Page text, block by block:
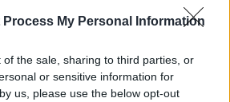
Process My Personal Information
of the sale, sharing to third parties, or
or sensitive information for
us, please use the below opt-out
hiúsítottak meg
Beachen található
kedvenc hobbijának. A